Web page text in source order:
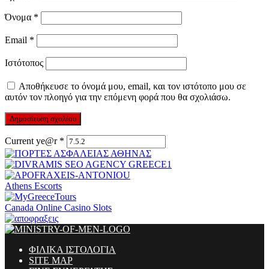
Όνομα *
Email *
Ιστότοπος
Αποθήκευσε το όνομά μου, email, και τον ιστότοπο μου σε
αυτόν τον πλοηγό για την επόμενη φορά που θα σχολιάσω.
Current ye@r *
Athens Escorts
Canada Online Casino Slots
ΦΙΛΙΚΑ ΙΣΤΟΛΟΓΙΑ
SITE MAP